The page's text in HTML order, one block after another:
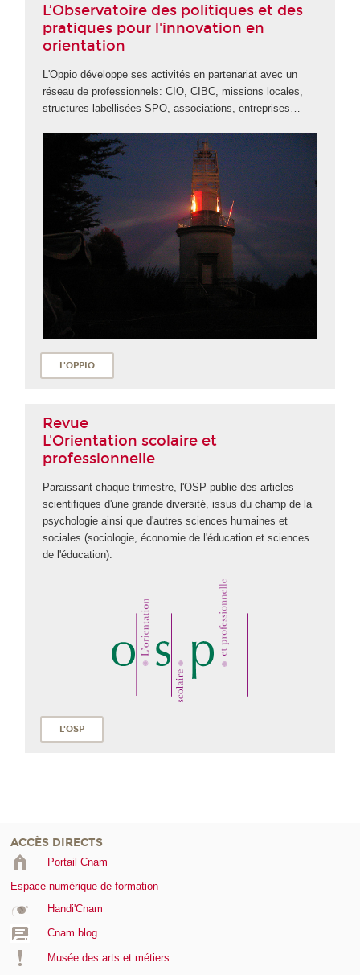
L’Observatoire des politiques et des
pratiques pour l'innovation en
orientation
L'Oppio développe ses activités en partenariat avec un
réseau de professionnels: CIO, CIBC, missions locales,
structures labellisées SPO, associations, entreprises…
L'OPPIO
Revue
L'Orientation scolaire et
professionnelle
Paraissant chaque trimestre, l'OSP publie des articles
scientifiques d'une grande diversité, issus du champ de la
psychologie ainsi que d'autres sciences humaines et
sociales (sociologie, économie de l'éducation et sciences
de l'éducation).
L'OSP
ACCÈS DIRECTS
Portail Cnam
Espace numérique de formation
Handi'Cnam
Cnam blog
Musée des arts et métiers